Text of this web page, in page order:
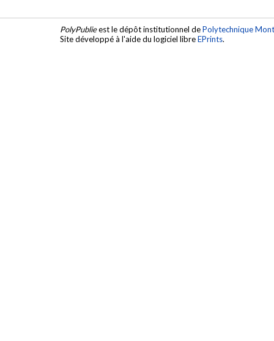
PolyPublieest le dépôt institutionnel dePolytechnique
Site développé à l'aide du logiciel libreEPrints.